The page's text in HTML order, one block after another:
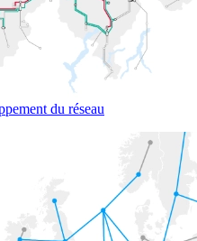
du réseau